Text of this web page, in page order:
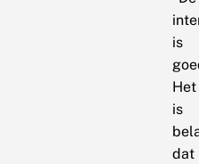
is
Het
is
dat